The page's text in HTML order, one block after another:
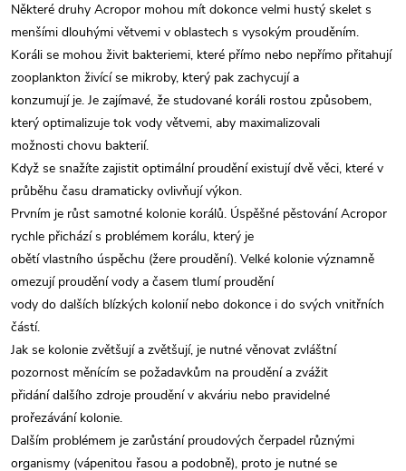
Některé druhy Acropor mohou mít dokonce velmi hustý skelet s
menšími dlouhými větvemi v oblastech s vysokým prouděním.
Koráli se mohou živit bakteriemi, které přímo nebo nepřímo přitahují
zooplankton živící se mikroby, který pak zachycují a
konzumují je. Je zajímavé, že studované koráli rostou způsobem,
který optimalizuje tok vody větvemi, aby maximalizovali
možnosti chovu bakterií.
Když se snažíte zajistit optimální proudění existují dvě věci, které v
průběhu času dramaticky ovlivňují výkon.
Prvním je růst samotné kolonie korálů. Úspěšné pěstování Acropor
rychle přichází s problémem korálu, který je
obětí vlastního úspěchu (žere proudění). Velké kolonie významně
omezují proudění vody a časem tlumí proudění
vody do dalších blízkých kolonií nebo dokonce i do svých vnitřních
částí.
Jak se kolonie zvětšují a zvětšují, je nutné věnovat zvláštní
pozornost měnícím se požadavkům na proudění a zvážit
přidání dalšího zdroje proudění v akváriu nebo pravidelné
prořezávání kolonie.
Dalším problémem je zarůstání proudových čerpadel různými
organismy (vápenitou řasou a podobně), proto je nutné se